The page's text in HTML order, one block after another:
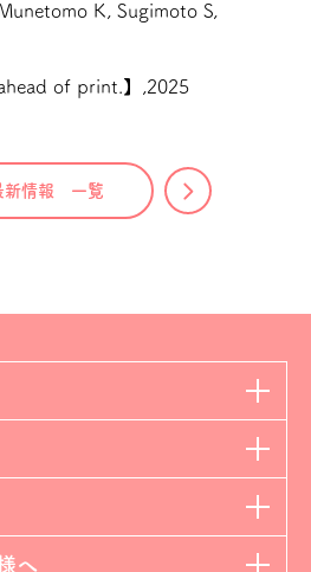
K, Sugimoto S,
of print.】,2025
新情報 一覧
へ